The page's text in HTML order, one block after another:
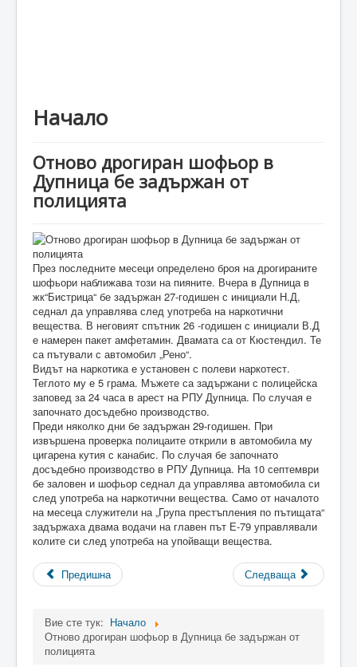
Начало
Отново дрогиран шофьор в
Дупница бе задържан от
полицията
През последните месеци определено броя на дрогираните
шофьори наближава този на пияните. Вчера в Дупница в
жк“Бистрица“ бе задържан 27-годишен с инициали Н.Д,
седнал да управлява след употреба на наркотични
вещества. В неговият спътник 26 -годишен с инициали В.Д
е намерен пакет амфетамин. Двамата са от Кюстендил. Те
са пътували с автомобил „Рено“.
Видът на наркотика е установен с полеви наркотест.
Теглото му е 5 грама. Мъжете са задържани с полицейска
заповед за 24 часа в арест на РПУ Дупница. По случая е
започнато досъдебно производство.
Преди няколко дни бе задържан 29-годишен. При
извършена проверка полицаите открили в автомобила му
цигарена кутия с канабис. По случая бе започнато
досъдебно производство в РПУ Дупница. На 10 септември
бе заловен и шофьор седнал да управлява автомобила си
след употреба на наркотични вещества. Само от началото
на месеца служители на „Група престъпления по пътищата“
задържаха двама водачи на главен път Е-79 управлявали
колите си след употреба на упойващи вещества.
Предишна Следваща
Вие сте тук: Начало
Отново дрогиран шофьор в Дупница бе задържан от
полицията